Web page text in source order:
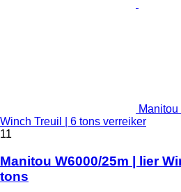
Winch Treuil | 6 tons verreiker
11
Manitou W6000/25m | lier
tons